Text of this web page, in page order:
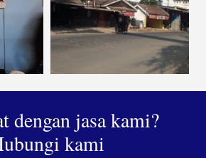
dengan jasa kami?
kami